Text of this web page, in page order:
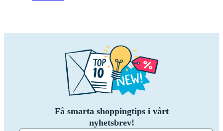
Få smarta shoppingtips i vårt
nyhetsbrev!